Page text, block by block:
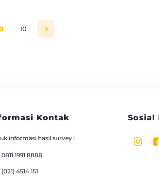
9 10
Kontak
informasi hasil survey :
0811 1991 8888
(021) 4514 151
Sosial